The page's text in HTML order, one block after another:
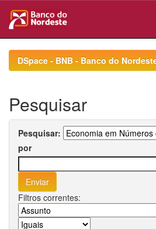
navigationDSpace - BNB - Banco do
Pesquisar
Pesquisar:
por
Filtros correntes: